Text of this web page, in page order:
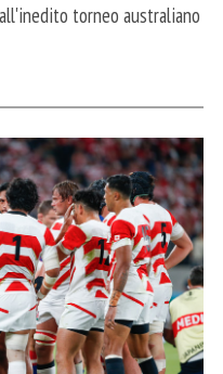
torneo australiano